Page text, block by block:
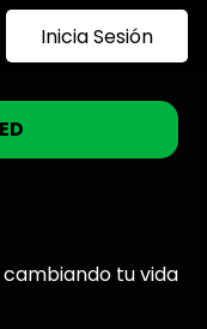
Inicia Sesión
cambiando tu vida